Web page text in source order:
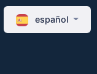
español